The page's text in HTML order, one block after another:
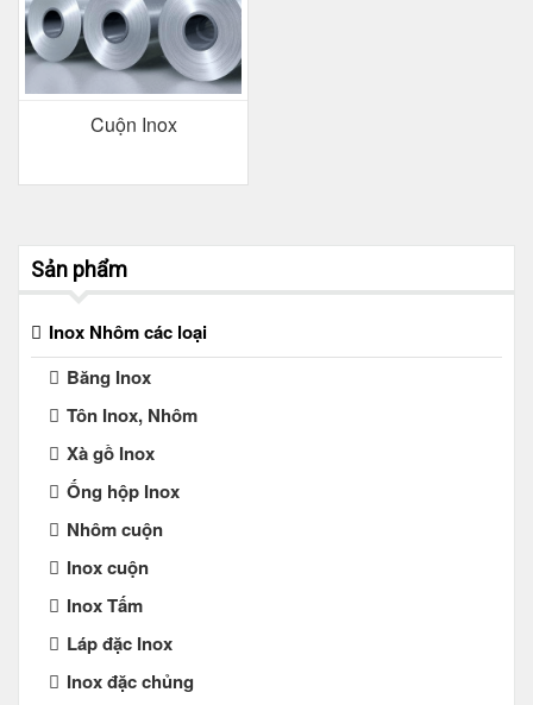
Cuộn Inox
Sản phẩm
Inox Nhôm các loại
Băng Inox
Tôn Inox, Nhôm
Xà gồ Inox
Ống hộp Inox
Nhôm cuộn
Inox cuộn
Inox Tấm
Láp đặc Inox
Inox đặc chủng